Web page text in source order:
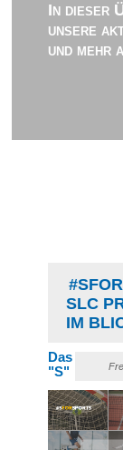
In dieser
unsere
und mehr
SLC
IM
Das
"S"